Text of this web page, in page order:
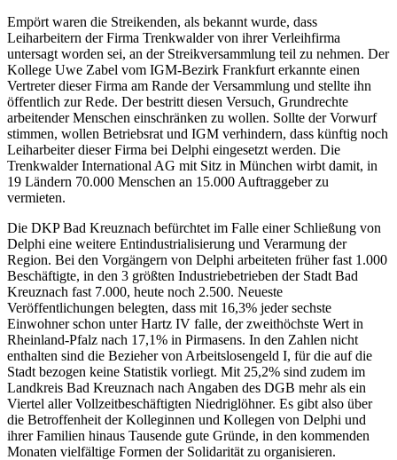
Empört waren die Streikenden, als bekannt wurde, dass
Leiharbeitern der Firma Trenkwalder von ihrer Verleihfirma
untersagt worden sei, an der Streikversammlung teil zu nehmen. Der
Kollege Uwe Zabel vom IGM-Bezirk Frankfurt erkannte einen
Vertreter dieser Firma am Rande der Versammlung und stellte ihn
öffentlich zur Rede. Der bestritt diesen Versuch, Grundrechte
arbeitender Menschen einschränken zu wollen. Sollte der Vorwurf
stimmen, wollen Betriebsrat und IGM verhindern, dass künftig noch
Leiharbeiter dieser Firma bei Delphi eingesetzt werden. Die
Trenkwalder International AG mit Sitz in München wirbt damit, in
19 Ländern 70.000 Menschen an 15.000 Auftraggeber zu
vermieten.
Die DKP Bad Kreuznach befürchtet im Falle einer Schließung von
Delphi eine weitere Entindustrialisierung und Verarmung der
Region. Bei den Vorgängern von Delphi arbeiteten früher fast 1.000
Beschäftigte, in den 3 größten Industriebetrieben der Stadt Bad
Kreuznach fast 7.000, heute noch 2.500. Neueste
Veröffentlichungen belegten, dass mit 16,3% jeder sechste
Einwohner schon unter Hartz IV falle, der zweithöchste Wert in
Rheinland-Pfalz nach 17,1% in Pirmasens. In den Zahlen nicht
enthalten sind die Bezieher von Arbeitslosengeld I, für die auf die
Stadt bezogen keine Statistik vorliegt. Mit 25,2% sind zudem im
Landkreis Bad Kreuznach nach Angaben des DGB mehr als ein
Viertel aller Vollzeitbeschäftigten Niedriglöhner. Es gibt also über
die Betroffenheit der Kolleginnen und Kollegen von Delphi und
ihrer Familien hinaus Tausende gute Gründe, in den kommenden
Monaten vielfältige Formen der Solidarität zu organisieren.